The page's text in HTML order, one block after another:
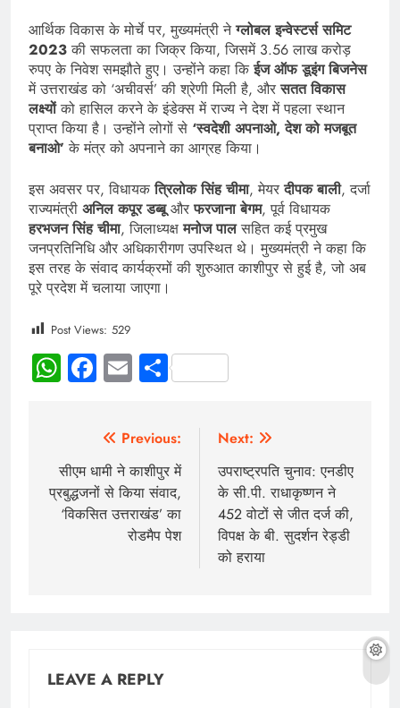
आर्थिक विकास के मोर्चे पर, मुख्यमंत्री नेग्लोबल इन्वेस्टर्स समिट
2023की सफलता का जिक्र किया, जिसमें 3.56 लाख करोड़
रुपए के निवेश समझौते हुए। उन्होंने कहा किईज ऑफ डूइंग बिजनेस
में उत्तराखंड को ‘अचीवर्स’ की श्रेणी मिली है, औरसतत विकास
लक्ष्योंको हासिल करने के इंडेक्स में राज्य ने देश में पहला स्थान
प्राप्त किया है। उन्होंने लोगों से ‘स्वदेशी अपनाओ, देश को मजबूत
बनाओ’ के मंत्र को अपनाने का आग्रह किया।
इस अवसर पर, विधायकत्रिलोक सिंह चीमा, मेयरदीपक बाली, दर्जा
राज्यमंत्री अनिल कपूर डब्बूऔरफरजाना बेगम, पूर्व विधायक
हरभजन सिंह चीमा, जिलाध्यक्षमनोज पालसहित कई प्रमुख
जनप्रतिनिधि और अधिकारीगण उपस्थित थे। मुख्यमंत्री ने कहा कि
इस तरह के संवाद कार्यक्रमों की शुरुआत काशीपुर से हुई है, जो अब
पूरे प्रदेश में चलाया जाएगा।
Post Views: 529
WhatsApp
Facebook
EmailShare
Previous:
सीएम धामी ने काशीपुर में
प्रबुद्धजनों से किया संवाद,
‘विकसित उत्तराखंड’ का
रोडमैप पेश
Next:
उपराष्ट्रपति चुनाव: एनडीए
के सी.पी. राधाकृष्णन ने
452 वोटों से जीत दर्ज की,
विपक्ष के बी. सुदर्शन रेड्डी
को हराया
LEAVE A REPLY